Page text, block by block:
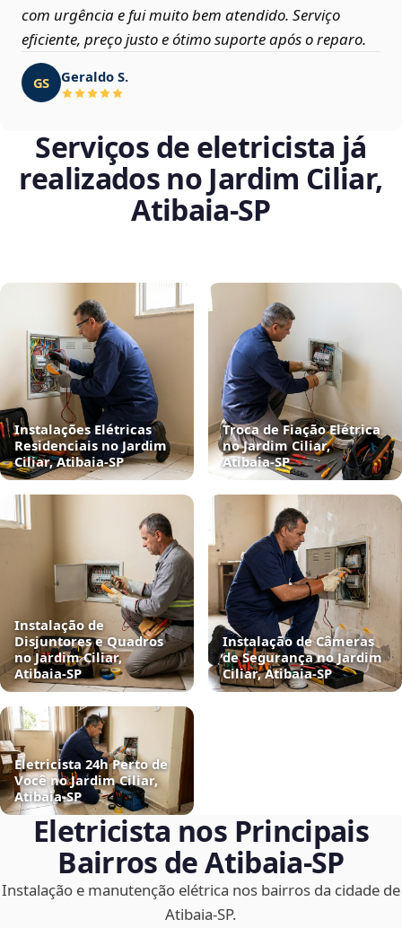
com urgência e fui muito bem atendido. Serviço
eficiente, preço justo e ótimo suporte após o reparo.
GS Geraldo S.
Serviços de eletricista já
realizados no Jardim Ciliar,
Atibaia‑SP
Instalações Elétricas
Residenciais no Jardim
Ciliar, Atibaia‑SP
Troca de Fiação Elétrica
no Jardim Ciliar,
Atibaia‑SP
Instalação de
Disjuntores e Quadros
no Jardim Ciliar,
Atibaia‑SP
Instalação de Câmeras
de Segurança no Jardim
Ciliar, Atibaia‑SP
Eletricista 24h Perto de
Você no Jardim Ciliar,
Atibaia‑SP
Eletricista nos Principais
Bairros de Atibaia‑SP
Instalação e manutenção elétrica nos bairros da cidade de
Atibaia‑SP.